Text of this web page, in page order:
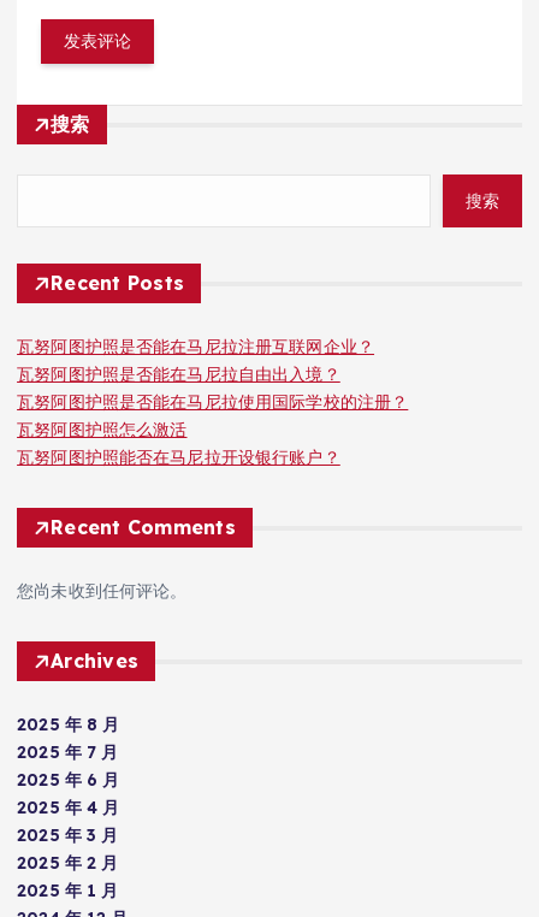
搜索
搜索
Recent Posts
瓦努阿图护照是否能在马尼拉注册互联网企业？
瓦努阿图护照是否能在马尼拉自由出入境？
瓦努阿图护照是否能在马尼拉使用国际学校的注册？
瓦努阿图护照怎么激活
瓦努阿图护照能否在马尼拉开设银行账户？
Recent Comments
您尚未收到任何评论。
Archives
2025 年 8 月
2025 年 7 月
2025 年 6 月
2025 年 4 月
2025 年 3 月
2025 年 2 月
2025 年 1 月